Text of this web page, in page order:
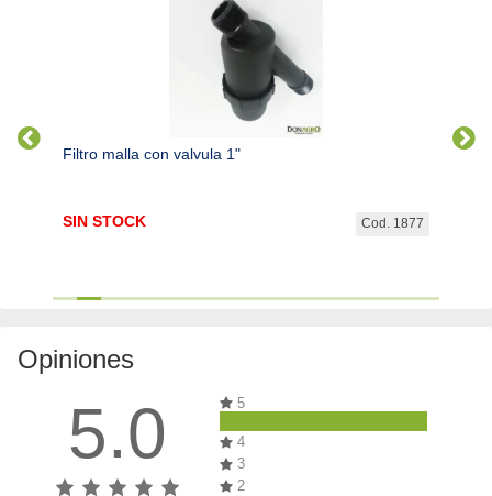
Filtro malla con valvula 1"
Cod. 1877
SIN STOCK
Opiniones
5.0 5
4
3
2